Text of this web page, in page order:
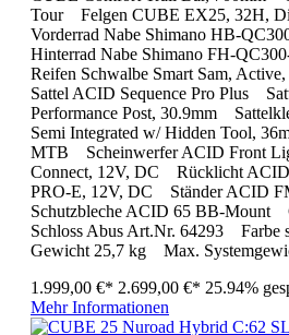
Tour Felgen CUBE EX25, 32H,
Vorderrad Nabe Shimano HB-
Hinterrad Nabe Shimano FH-
Reifen Schwalbe Smart Sam,
Sattel ACID Sequence Pro Plus
Performance Post, 30.9mm
Semi Integrated w/ Hidden Tool,
MTB Scheinwerfer ACID Front
Connect, 12V, DC Rücklicht
PRO-E, 12V, DC Ständer ACID
Schutzbleche ACID 65 BB-Mount
Schloss Abus Art.Nr. 64293 Farbe
Gewicht 25,7 kg Max.
1.999,00 €* 2.699,00 €* 25.94%
Mehr Informationen